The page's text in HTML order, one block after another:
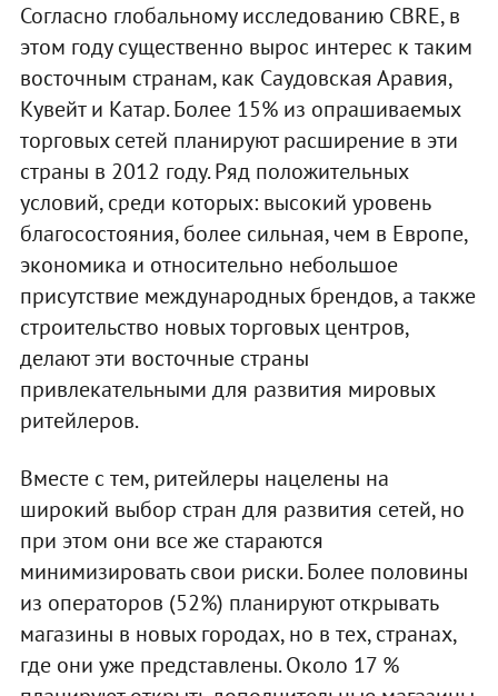
Согласно глобальному исследованию CBRE, в
этом году существенно вырос интерес к таким
восточным странам, как Саудовская Аравия,
Кувейт и Катар. Более 15% из опрашиваемых
торговых сетей планируют расширение в эти
страны в 2012 году. Ряд положительных
условий, среди которых: высокий уровень
благосостояния, более сильная, чем в Европе,
экономика и относительно небольшое
присутствие международных брендов, а также
строительство новых торговых центров,
делают эти восточные страны
привлекательными для развития мировых
ритейлеров.
Вместе с тем, ритейлеры нацелены на
широкий выбор стран для развития сетей, но
при этом они все же стараются
минимизировать свои риски. Более половины
из операторов (52%) планируют открывать
магазины в новых городах, но в тех, странах,
где они уже представлены. Около 17 %